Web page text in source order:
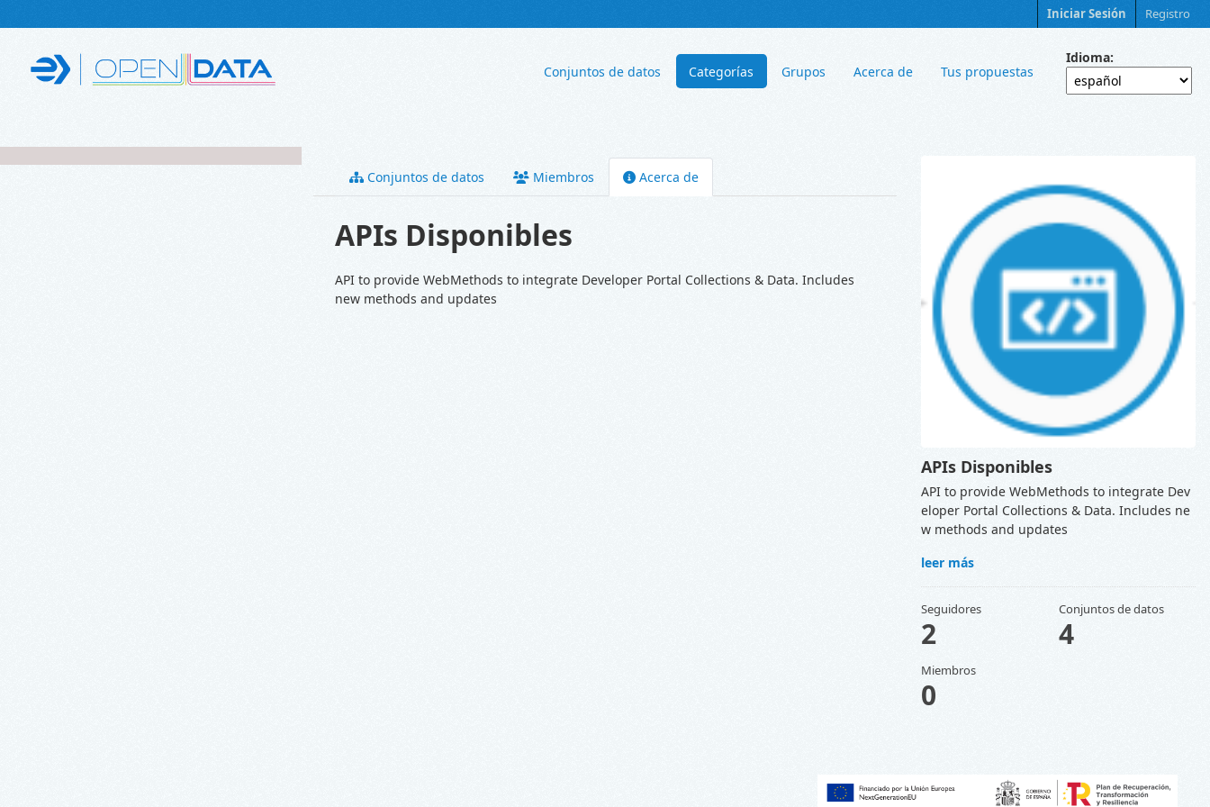
Iniciar Sesión Registro
Conjuntos de datos Categorías Grupos Acerca de Tus propuestas
Idioma
Conjuntos de datos Miembros Acerca de
APIs Disponibles
API to provide WebMethods to integrate Developer Portal Collections & Data. Includes
new methods and updates
APIs Disponibles
API to provide WebMethods to integrate Dev
eloper Portal Collections & Data. Includes ne
w methods and updates
leer más
Seguidores
2
Conjuntos de datos
4
Miembros
0